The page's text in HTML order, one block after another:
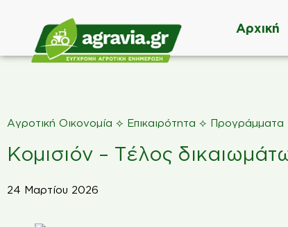
Αρχική
Αγροτική Οικονομία ⟡ Επικαιρότητα ⟡ Προγράμματα
Κομισιόν – Τέλος
24 Μαρτίου 2026